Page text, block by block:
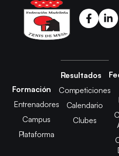
Formación
Entrenadores
Campus
Plataforma
Resultados
Competiciones
Calendario
Clubes